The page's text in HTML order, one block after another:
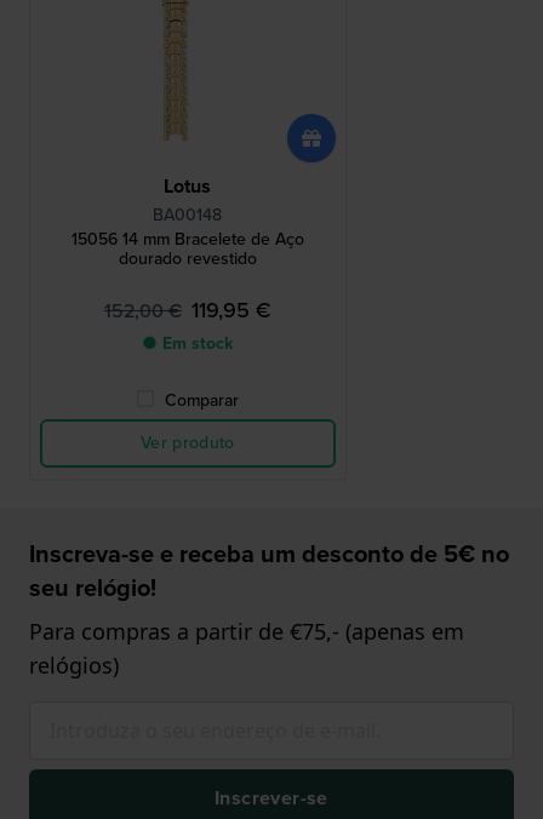
Lotus
BA00148
15056 14 mm Bracelete de Aço
dourado revestido
152,00 € 119,95 €
● Em stock
Comparar
Ver produto
Inscreva-se e receba um desconto de 5€ no
seu relógio!
Para compras a partir de €75,- (apenas em
relógios)
Inscrever-se